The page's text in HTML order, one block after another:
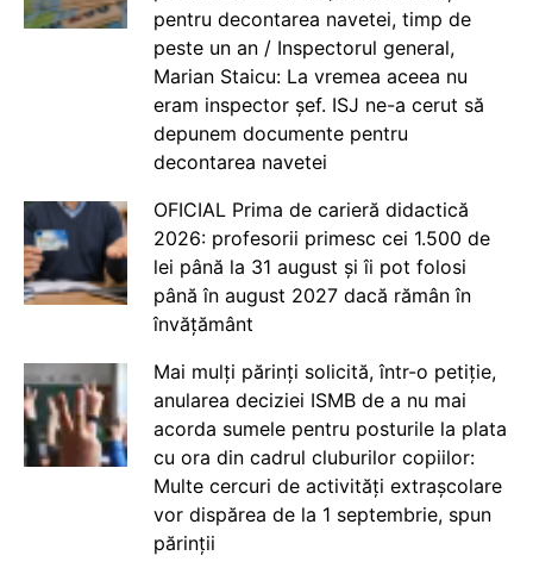
pentru decontarea navetei, timp de
peste un an / Inspectorul general,
Marian Staicu: La vremea aceea nu
eram inspector șef. ISJ ne-a cerut să
depunem documente pentru
decontarea navetei
OFICIAL Prima de carieră didactică
2026: profesorii primesc cei 1.500 de
lei până la 31 august și îi pot folosi
până în august 2027 dacă rămân în
învățământ
Mai mulți părinți solicită, într-o petiție,
anularea deciziei ISMB de a nu mai
acorda sumele pentru posturile la plata
cu ora din cadrul cluburilor copiilor:
Multe cercuri de activități extrașcolare
vor dispărea de la 1 septembrie, spun
părinții